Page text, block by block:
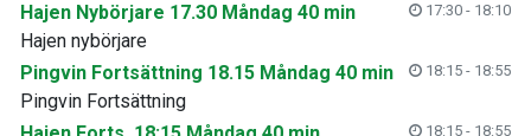
Hajen Nybörjare 17.30 Måndag 40 min
17:30 - 18:10
Hajen nybörjare
Pingvin Fortsättning 18.15 Måndag 40 min
18:15 - 18:55
Pingvin Fortsättning
18:15 - 18:55